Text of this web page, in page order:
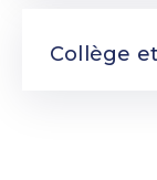
Collège